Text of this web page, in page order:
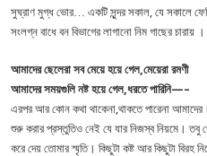
সুঘ্রাণ মুগ্ধ ভোর… একটি সুন্দর সকাল, যে সকালে
সংলগ্ন বাধে বন বিভাগের লাগানো নিম গাছের
আমাদের ছেলেরা সব মেয়ে হয়ে গেল,মেয়েরা রমণী
আমাদের সময়গুলি নষ্ট হয়ে গেল,ধরতে পারিনি—–
এরপর আর কোন কথা থাকেনা,থাকতে পারেনা
শুরু করার প্রস্তুতিও নেই যে যার নিজস্ব নিয়মে। তবু
করে দেয় তোমার স্মৃতি। কিছুটা কষ্ট আর কিছুটা